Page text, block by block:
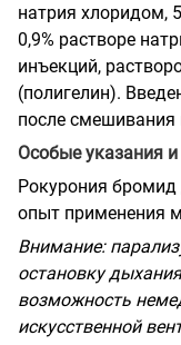
натрия хлоридом,
0,9% растворе
инъекций,
(полигелин).
после смешивания
Особые указания
Рокурония
опыт применения
Внимание:
остановку
возможность
искусственной